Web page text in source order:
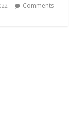
Comments